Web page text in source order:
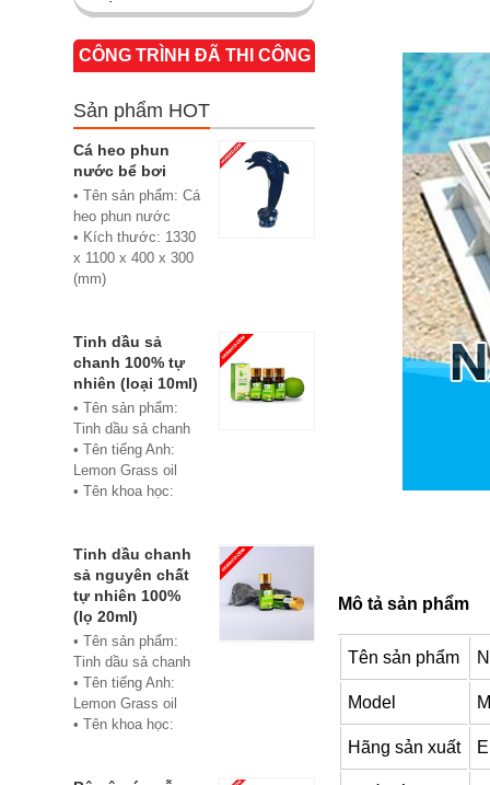
Mô tả sản phẩm
Tên sản phẩm
Model
Hãng sản xuất
CÔNG TRÌNH ĐÃ THI CÔNG
Sản phẩm HOT
Cá heo phun
nước bể bơi
• Tên sản phẩm: Cá
heo phun nước
• Kích thước: 1330
x 1100 x 400 x 300
(mm)
Composite
• Phân phối:
Hoabico
Tinh dầu sả
chanh 100% tự
nhiên (loại 10ml)
• Tên sản phẩm:
Tinh dầu sả chanh
• Tên tiếng Anh:
Lemon Grass oil
• Tên khoa học:
• Chủng loại: Thiết
bị xông hơi
• Thành phần chiết
xuất: lá
• Phương pháp
chiết xuất: Chưng
cất hơi nước
• Hình thức: Chất
lỏng
Tinh dầu chanh
sả nguyên chất
tự nhiên 100%
(lọ 20ml)
• Tên sản phẩm:
Tinh dầu sả chanh
• Tên tiếng Anh:
Lemon Grass oil
• Tên khoa học: